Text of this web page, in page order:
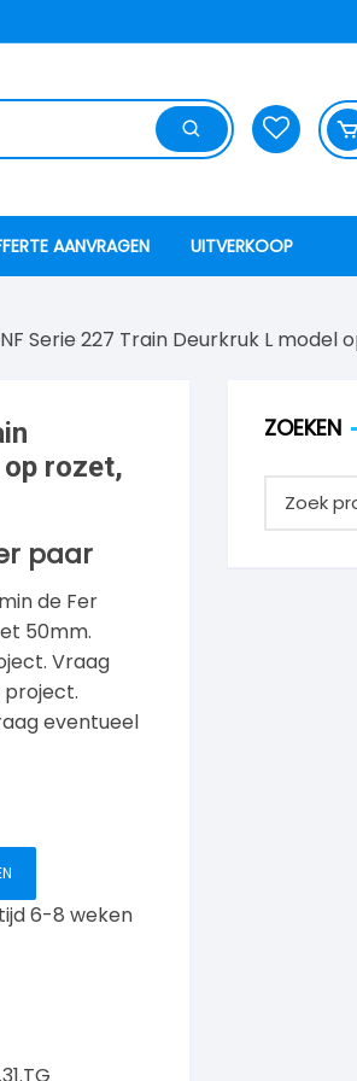
AANVRAGEN UITVERKOOP
Serie 227 Train Deurkruk L model
rozet,
paar
de Fer
50mm.
Vraag
eventueel
6-8 weken
ZOEKEN